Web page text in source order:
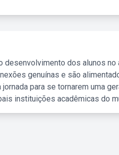
desenvolvimento dos alunos
genuínas e são
para se tornarem uma
instituições acadêmicas do